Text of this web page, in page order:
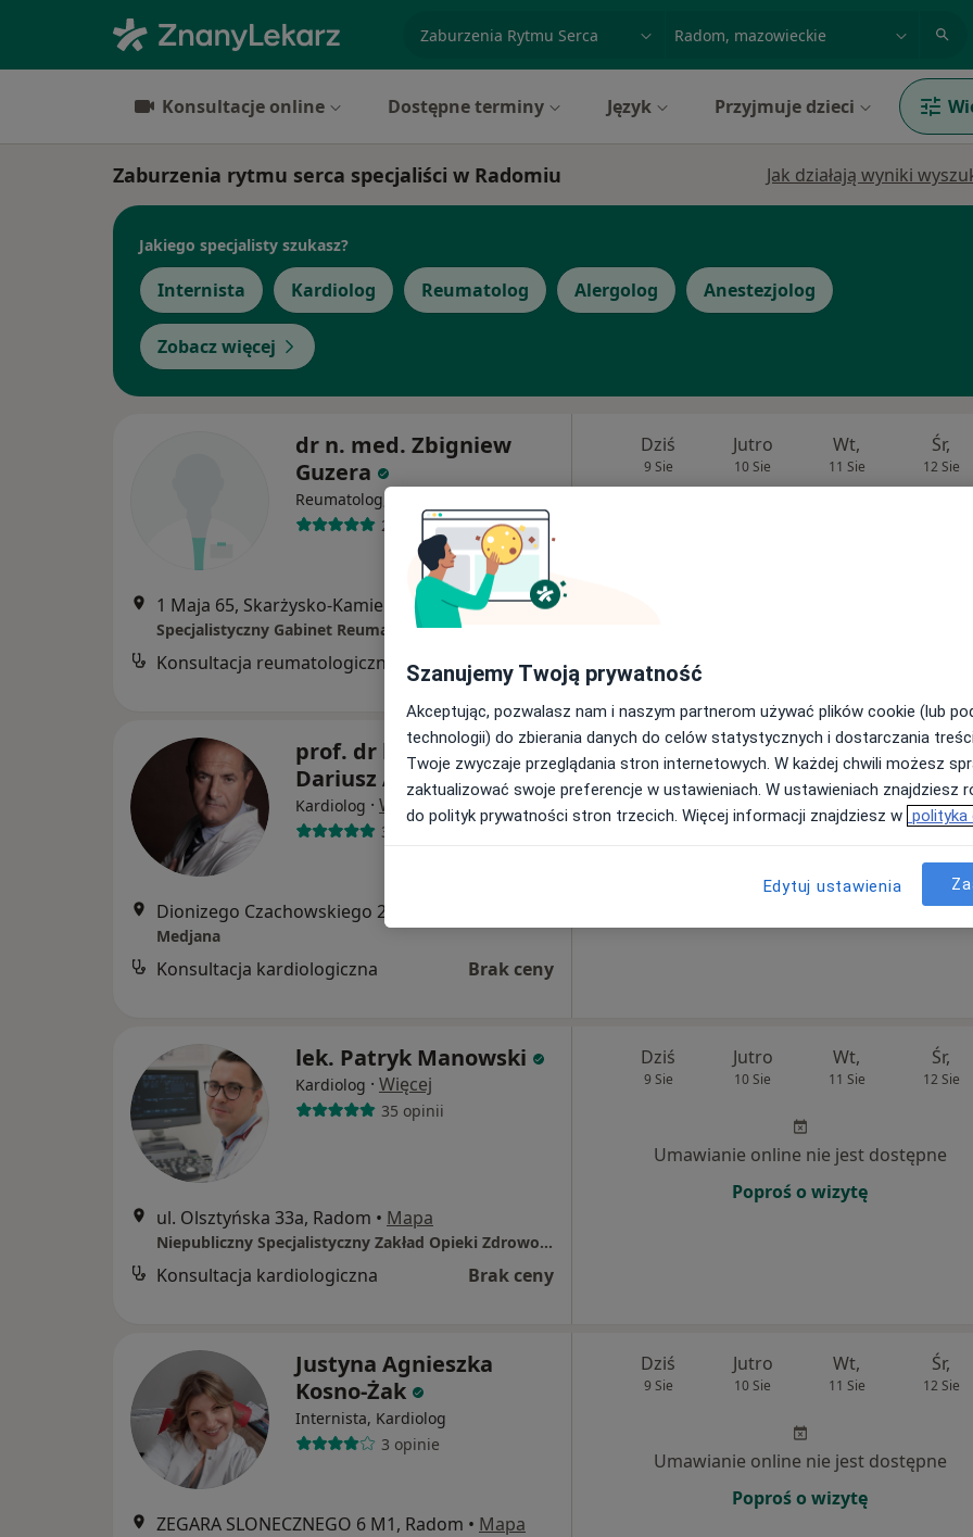
Konsultacje online Dostępne terminy Język Przyjmuje dzieci
Zaburzenia rytmu serca specjaliści w Radomiu Jak działają wyniki
Jakiego specjalisty szukasz?
Internista Kardiolog Reumatolog Alergolog Anestezjolog
Zobacz więcej
dr n. med. Zbigniew
Guzera
Reumatolog, Internista
27 opinii
1 Maja 65, Skarżysko-Kamienna Mapa
Specjalistyczny Gabinet Reumatologiczny
Konsultacja reumatologiczna Brak ceny
Dziś
9 Sie
Jutro
10 Sie
Wt,
11 Sie
Śr,
12 Sie
prof. dr hab. n. med.
Dariusz A. Kosior
Kardiolog · Więcej
32 opinie
Dionizego Czachowskiego 21A, Radom
Medjana
Konsultacja kardiologiczna Brak ceny
Dziś
9 Sie
Jutro
10 Sie
Wt,
11 Sie
Śr,
12 Sie
Pokaż adresy z kalendarzem
lek. Patryk Manowski
Kardiolog · Więcej
35 opinii
ul. Olsztyńska 33a, Radom • Mapa
Niepubliczny Specjalistyczny Zakład Opieki Zdrowotnej „Olsztyńska”
Konsultacja kardiologiczna Brak ceny
Dziś
9 Sie
Jutro
10 Sie
Wt,
11 Sie
Śr,
12 Sie
Umawianie online nie jest dostępne
Poproś o wizytę
Justyna Agnieszka
Kosno-Żak
Internista, Kardiolog
3 opinie
ZEGARA SLONECZNEGO 6 M1, Radom • Mapa
Dziś
9 Sie
Jutro
10 Sie
Wt,
11 Sie
Śr,
12 Sie
Umawianie online nie jest dostępne
Poproś o wizytę
Szanujemy Twoją prywatność
Akceptując, pozwalasz nam i naszym partnerom używać plików cookie (lub
technologii) do zbierania danych do celów statystycznych i dostarczania
Twoje zwyczaje przeglądania stron internetowych. W każdej chwili możesz
zaktualizować swoje preferencje w ustawieniach. W ustawieniach znajdziesz
do polityk prywatności stron trzecich. Więcej informacji znajdziesz w polityka
Edytuj ustawienia